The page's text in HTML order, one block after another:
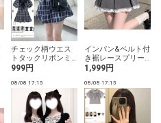
チェック柄ウエス
トタックリボンミ
ニワンピース
999円
インパン&ベルト付
き裾レースプリー
ツミニスカート
1,999円
08/08 17:15 08/08 17:15